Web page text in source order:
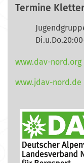
Termine
www.dav-nord.org
www.jdav-nord.de